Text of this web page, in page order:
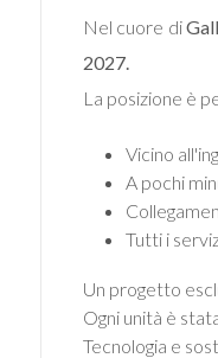
Nel cuore di
2027.
La posizione è
Vicino
A pochi
Tutti i
Un progetto
Ogni unità è
Tecnologia e
Totale
Locali
minimi